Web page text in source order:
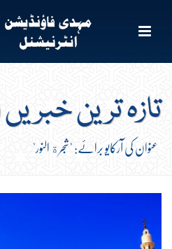
تازہ ترین
عنوان کی آرکایو برائے: "شجرة النور"